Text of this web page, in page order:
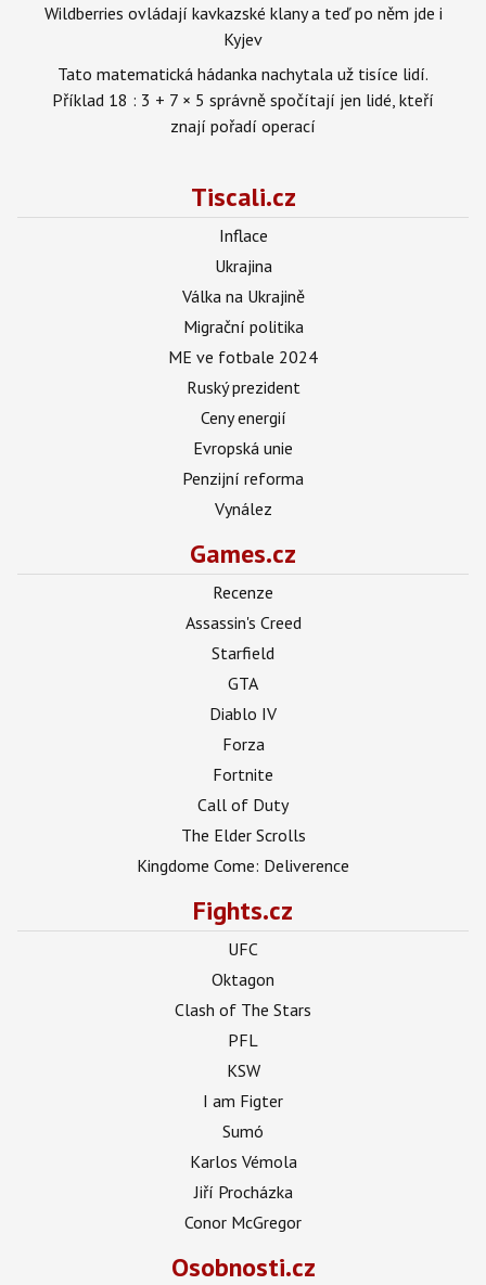
Wildberries ovládají kavkazské klany a teď po něm jde i
Kyjev
Tato matematická hádanka nachytala už tisíce lidí.
Příklad 18 : 3 + 7 × 5 správně spočítají jen lidé, kteří
znají pořadí operací
Tiscali.cz
Inflace
Ukrajina
Válka na Ukrajině
Migrační politika
ME ve fotbale 2024
Ruský prezident
Ceny energií
Evropská unie
Penzijní reforma
Vynález
Games.cz
Recenze
Assassin's Creed
Starfield
GTA
Diablo IV
Forza
Fortnite
Call of Duty
The Elder Scrolls
Kingdome Come: Deliverence
Fights.cz
UFC
Oktagon
Clash of The Stars
PFL
KSW
I am Figter
Sumó
Karlos Vémola
Jiří Procházka
Conor McGregor
Osobnosti.cz